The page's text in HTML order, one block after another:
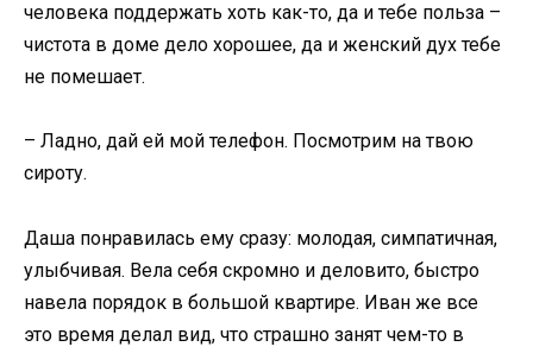
человека поддержать хоть как-то, да и тебе польза –
чистота в доме дело хорошее, да и женский дух тебе
не помешает.
– Ладно, дай ей мой телефон. Посмотрим на твою
сироту.
Даша понравилась ему сразу: молодая, симпатичная,
улыбчивая. Вела себя скромно и деловито, быстро
навела порядок в большой квартире. Иван же все
это время делал вид, что страшно занят чем-то в